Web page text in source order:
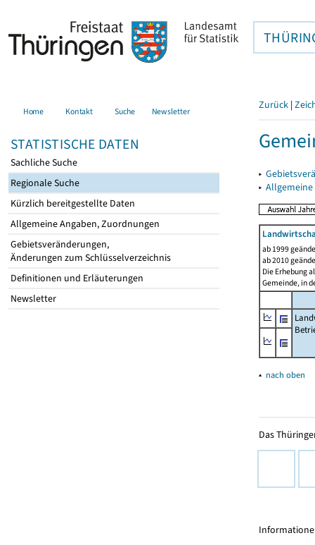
Home Kontakt Suche Newsletter
STATISTISCHE DATEN
Sachliche Suche
Regionale Suche
Kürzlich bereitgestellte Daten
Allgemeine Angaben, Zuordnungen
Gebietsveränderungen,
Änderungen zum Schlüsselverzeichnis
Definitionen und Erläuterungen
Newsletter
Zurück |
▸
▸
ab 1999
ab 2010
Die Erhebung
Gemeinde, in
▴ nach oben
Das